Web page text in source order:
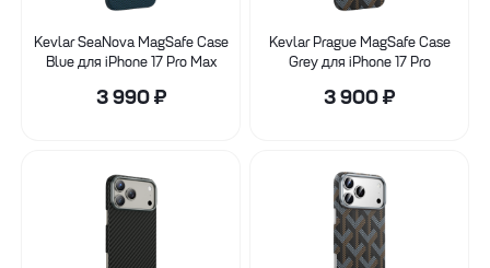
Kevlar SeaNova MagSafe Case
Blue для iPhone 17 Pro Max
3 990₽
Kevlar Prague MagSafe Case
Grey для iPhone 17 Pro
3 900₽